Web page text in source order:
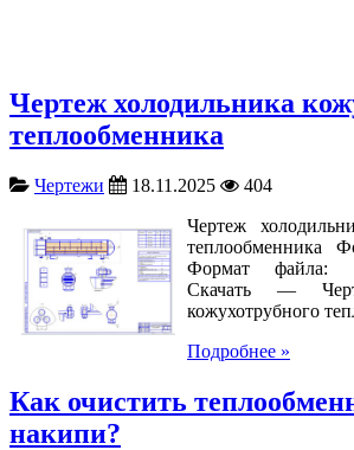
Чертеж холодильника
теплообменника
Чертежи 18.11.2025
404
Чертеж
теплообменника
Формат
Скачать —
кожухотрубного
Подробнее »
Как очистить
накипи?